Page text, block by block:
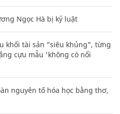
Ngọc Hà bị kỷ luật
khối tài sản "siêu khủng", từng
cựu mẫu 'không có nổi
nguyên tố hóa học bằng thơ,